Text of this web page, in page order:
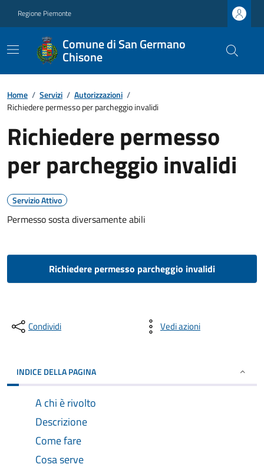
Regione Piemonte
Comune di San Germano
Chisone
Home / Servizi / Autorizzazioni /
Richiedere permesso per parcheggio invalidi
Richiedere permesso
per parcheggio invalidi
Servizio Attivo
Permesso sosta diversamente abili
Richiedere permesso parcheggio invalidi
Condividi Vedi azioni
INDICE DELLA PAGINA
A chi è rivolto
Descrizione
Come fare
Cosa serve